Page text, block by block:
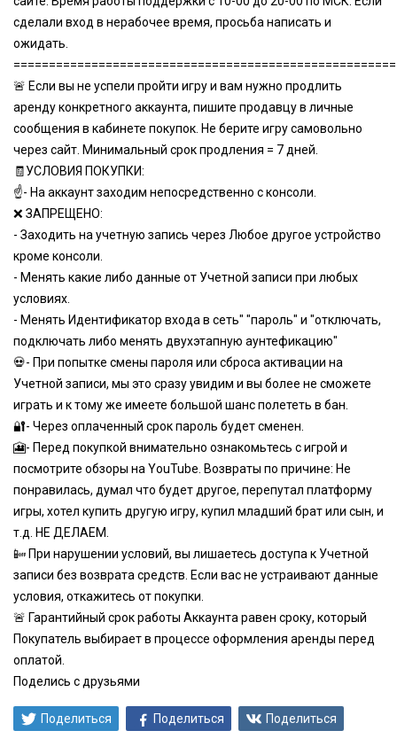
сделали вход в нерабочее время, просьба написать и
ожидать.
🚨 Если вы не успели пройти игру и вам нужно продлить
аренду конкретного аккаунта, пишите продавцу в личные
сообщения в кабинете покупок. Не берите игру самовольно
через сайт. Минимальный срок продления = 7 дней.
🧾УСЛОВИЯ ПОКУПКИ:
☝- На аккаунт заходим непосредственно с консоли.
❌ ЗАПРЕЩЕНО:
- Заходить на учетную запись через Любое другое устройство
кроме консоли.
- Менять какие либо данные от Учетной записи при любых
условиях.
- Менять Идентификатор входа в сеть" "пароль" и "отключать,
подключать либо менять двухэтапную аунтефикацию"
💀- При попытке смены пароля или сброса активации на
Учетной записи, мы это сразу увидим и вы более не сможете
играть и к тому же имеете большой шанс полететь в бан.
🔐- Через оплаченный срок пароль будет сменен.
🎦- Перед покупкой внимательно ознакомьтесь с игрой и
посмотрите обзоры на YouTube. Возвраты по причине: Не
понравилась, думал что будет другое, перепутал платформу
игры, хотел купить другую игру, купил младший брат или сын, и
т.д. НЕ ДЕЛАЕМ.
📴 При нарушении условий, вы лишаетесь доступа к Учетной
записи без возврата средств. Если вас не устраивают данные
условия, откажитесь от покупки.
🚨 Гарантийный срок работы Аккаунта равен сроку, который
Покупатель выбирает в процессе оформления аренды перед
оплатой.
Поделись с друзьями
Поделиться Поделиться Поделиться